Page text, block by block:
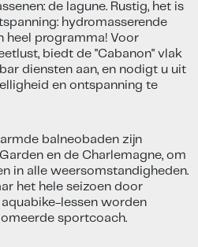
de lagune. Rustig, het is
hydromasserende
heel programma! Voor
biedt de "Cabanon" vlak
diensten aan, en nodigt u uit
en ontspanning te
balneobaden zijn
en de Charlemagne, om
in alle weersomstandigheden.
het hele seizoen door
lessen worden
sportcoach.